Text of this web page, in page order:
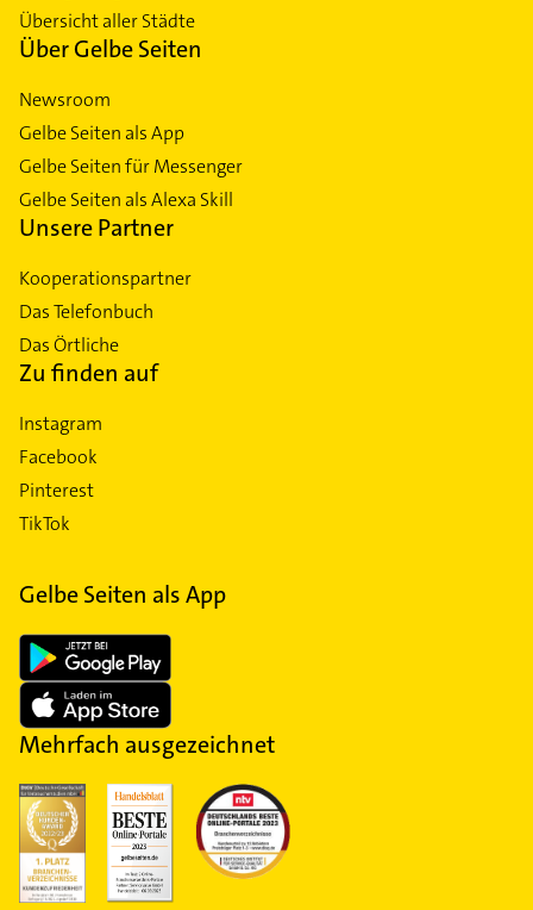
Übersicht aller Städte
Über Gelbe Seiten
Newsroom
Gelbe Seiten als App
Gelbe Seiten für Messenger
Gelbe Seiten als Alexa Skill
Unsere Partner
Kooperationspartner
Das Telefonbuch
Das Örtliche
Zu finden auf
Instagram
Facebook
Pinterest
TikTok
Gelbe Seiten als App
Mehrfach ausgezeichnet